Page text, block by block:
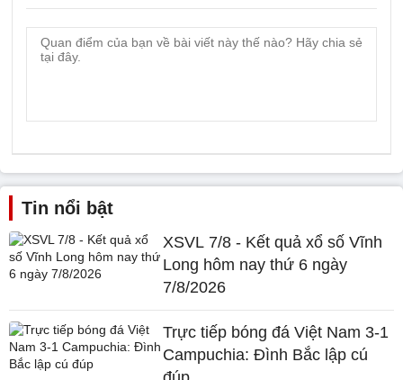
Tin nổi bật
XSVL 7/8 - Kết quả xổ số Vĩnh
Long hôm nay thứ 6 ngày
7/8/2026
Trực tiếp bóng đá Việt Nam 3-1
Campuchia: Đình Bắc lập cú